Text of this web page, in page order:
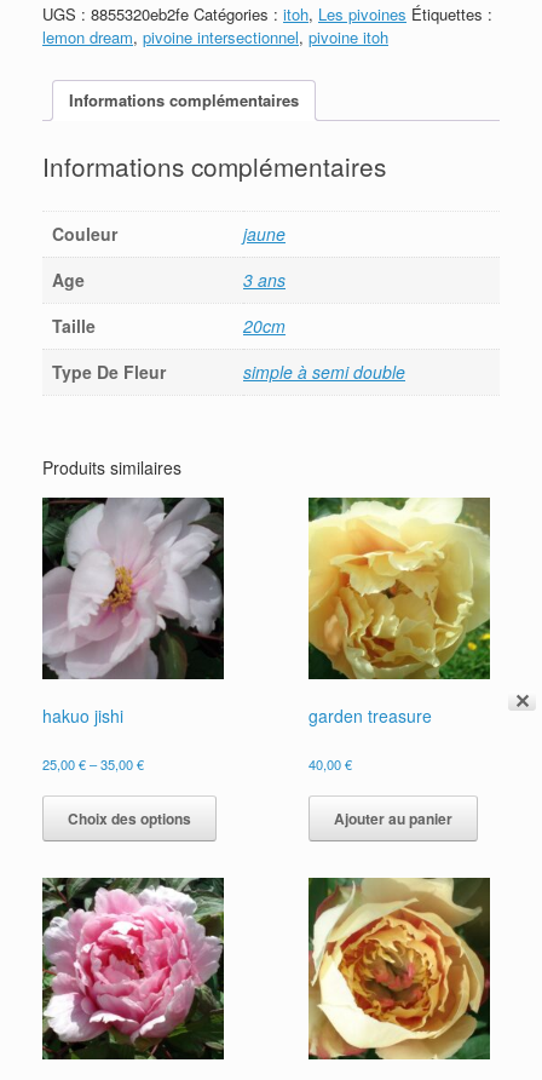
✕
UGS : 8855320eb2fe Catégories : itoh, Les pivoines Étiquettes :
lemon dream, pivoine intersectionnel, pivoine itoh
Informations complémentaires
Informations complémentaires
Couleur
jaune
Age
3 ans
Taille
20cm
Type De Fleur
simple à semi double
Produits similaires
hakuo jishi
25,00€–35,00€
Choix des options
a
variations.
Les
options
peuvent
être
choisies
sur
la
page
garden treasure
40,00€
Ajouter au panier